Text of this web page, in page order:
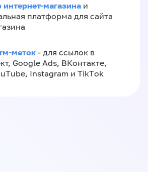
магазина и
платформа для сайта
меток - для ссылок в
Google Ads, ВКонтакте,
Instagram и TikTok